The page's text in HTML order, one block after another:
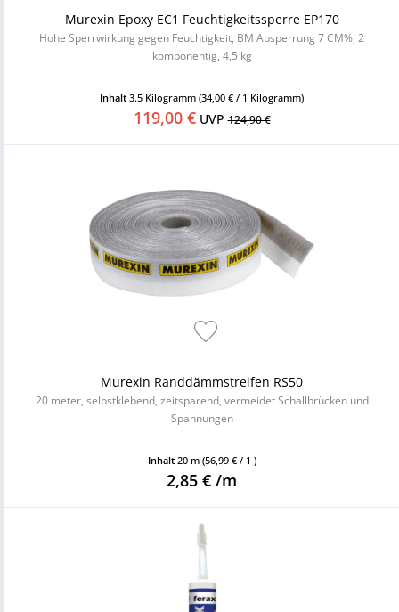
Murexin Epoxy EC1 Feuchtigkeitssperre EP170
Hohe Sperrwirkung gegen Feuchtigkeit, BM Absperrung 7 CM%, 2
komponentig, 4,5 kg
Inhalt 3.5 Kilogramm (34,00 € / 1 Kilogramm)
119,00 €UVP124,90 €
Murexin Randdämmstreifen RS50
20 meter, selbstklebend, zeitsparend, vermeidet Schallbrücken und
Spannungen
Inhalt 20 m (56,99 € / 1 )
2,85 € /m